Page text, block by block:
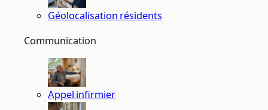
Géolocalisation résidents
Communication
Appel infirmier